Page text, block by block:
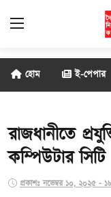
জাতীয়
আন্তর্জাতিক
রাজনীতি
হোম ই-পেপার
রাজধানীতে
কম্পিউটার সিটি
প্রকাশঃ নভেম্বর ১০, ২০২৫ -